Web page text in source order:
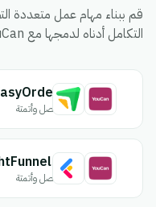
التكامل أدناه لدمجها مع YouCan.
اتصل وأتمتة
اتصل وأتمتة